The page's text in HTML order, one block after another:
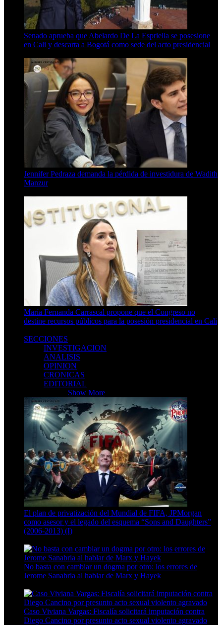
Senado aprueba que Abelardo De La Espriella se posesione
en Cali y descarta a Bogotá como sede del acto presidencial
Jennifer Pedraza demanda la pérdida de investidura de Wadith
Manzur
María Fernanda Carrascal propone que el Congreso no
destine recursos públicos para la posesión presidencial en Cali
SECCIONES
INVESTIGACION
ANALISIS
OPINION
CRONICAS
EDITORIAL
Show More
El plan de privatización del Mundial de FIFA, JPMorgan
como asesor y el legado del esquema “Sons and Daughters”
(2006-2013) (I)
No basta con cambiar un dogma por otro: los errores de
Jerome Sanabria al hablar de Marx y Hayek
Caso Viviana Vargas: Fiscalía solicitará imputación contra
Diego Cancino por presunto acto sexual violento agravado